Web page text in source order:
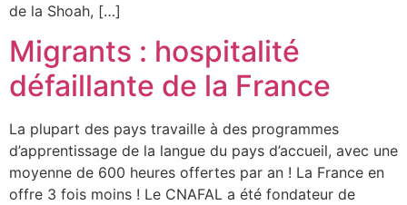
de la Shoah, […]
Migrants : hospitalité
défaillante de la France
La plupart des pays travaille à des programmes
d’apprentissage de la langue du pays d’accueil, avec une
moyenne de 600 heures offertes par an ! La France en
offre 3 fois moins ! Le CNAFAL a été fondateur de